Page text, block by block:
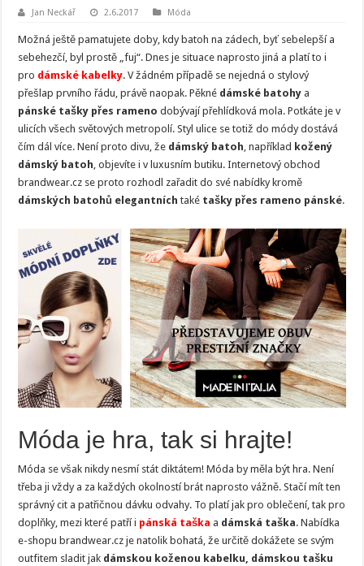
Jan Neckář 2.6.2017 Móda
Možná ještě pamatujete doby, kdy batoh na zádech, byť sebelepší a
sebehezčí, byl prostě „fuj“. Dnes je situace naprosto jiná a platí to i
pro dámské kabelky. V žádném případě se nejedná o stylový
přešlap prvního řádu, právě naopak. Pěkné dámské batohy a
pánské tašky přes rameno dobývají přehlídková mola. Potkáte je v
ulicích všech světových metropolí. Styl ulice se totiž do módy dostává
čím dál více. Není proto divu, že dámský batoh , například kožený
dámský batoh , objevíte i v luxusním butiku. Internetový obchod
brandwear.cz se proto rozhodl zařadit do své nabídky kromě
dámských batohů elegantních také tašky přes rameno pánské.
Móda je hra, tak si hrajte!
Móda se však nikdy nesmí stát diktátem! Móda by měla být hra. Není
třeba ji vždy a za každých okolností brát naprosto vážně. Stačí mít ten
správný cit a patřičnou dávku odvahy. To platí jak pro oblečení, tak pro
doplňky, mezi které patří i pánská taška a dámská taška. Nabídka
e-shopu brandwear.cz je natolik bohatá, že určitě dokážete se svým
outfitem sladit jak dámskou koženou kabelku, dámskou tašku